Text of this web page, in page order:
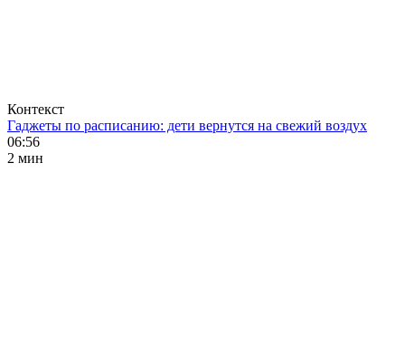
Контекст
Гаджеты по расписанию: дети вернутся на свежий воздух
06:56
2 мин